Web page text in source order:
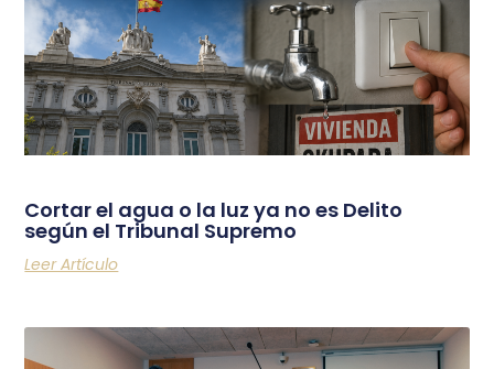
Cortar el agua o la luz ya no es Delito
según el Tribunal Supremo
Leer Artículo